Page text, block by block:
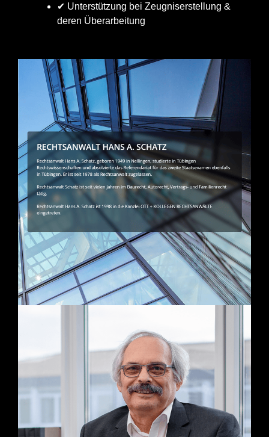
✔ Unterstützung bei Zeugniserstellung &
deren Überarbeitung